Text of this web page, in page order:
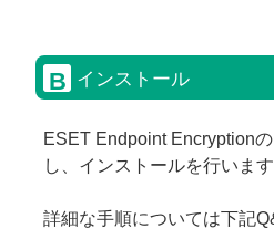
B インストール
ESET Endpoint Encryption
し、インストールを行いま
詳細な手順については下記